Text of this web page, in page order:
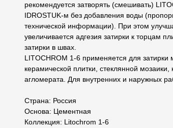
рекомендуется затворять (смешивать)
IDROSTUK-м без добавления воды
технической информации). При этом
увеличивается адгезия затирки к торцам
затирки в швах.
LITOCHROM 1-6 применяется для
керамической плитки, стеклянной
агломерата. Для внутренних и наружных
Страна: Россия
Основа: Цементная
Коллекция: Litochrom 1-6